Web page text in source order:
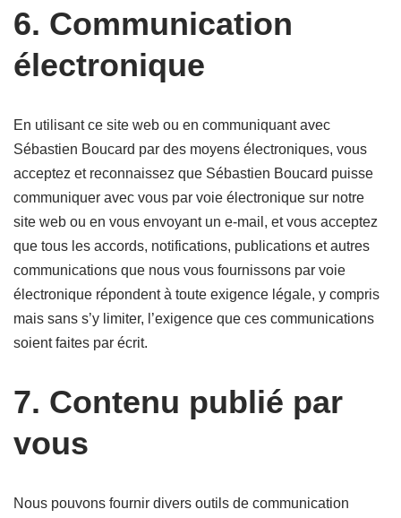
6. Communication
électronique
En utilisant ce site web ou en communiquant avec
Sébastien Boucard par des moyens électroniques, vous
acceptez et reconnaissez que Sébastien Boucard puisse
communiquer avec vous par voie électronique sur notre
site web ou en vous envoyant un e-mail, et vous acceptez
que tous les accords, notifications, publications et autres
communications que nous vous fournissons par voie
électronique répondent à toute exigence légale, y compris
mais sans s’y limiter, l’exigence que ces communications
soient faites par écrit.
7. Contenu publié par
vous
Nous pouvons fournir divers outils de communication